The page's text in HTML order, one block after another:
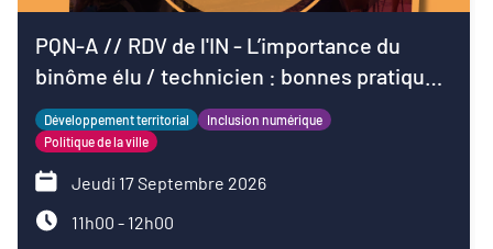
PQN-A // RDV de l'IN - L’importance du
binôme élu / technicien : bonnes pratiques
pour démarrer le mandat
Développement territorial
Inclusion numérique
Politique de la ville
Jeudi 17 Septembre 2026
11h00 - 12h00